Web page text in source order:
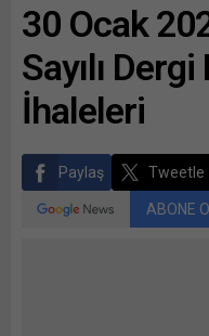
30 Ocak
Sayılı
İhaleleri
Paylaş Tweetle
ABONE OL